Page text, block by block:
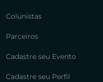
Colunistas
Parceiros
Cadastre seu Evento
Cadastre seu Perfil